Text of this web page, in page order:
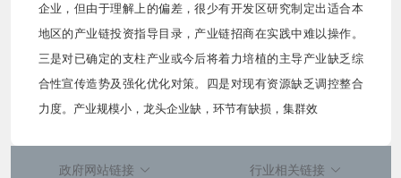
企业，但由于理解上的偏差，很少有开发区研究制定出适合本
地区的产业链投资指导目录，产业链招商在实践中难以操作。
三是对已确定的支柱产业或今后将着力培植的主导产业缺乏综
合性宣传造势及强化优化对策。四是对现有资源缺乏调控整合
力度。产业规模小，龙头企业缺，环节有缺损，集群效
政府网站链接
行业相关链接